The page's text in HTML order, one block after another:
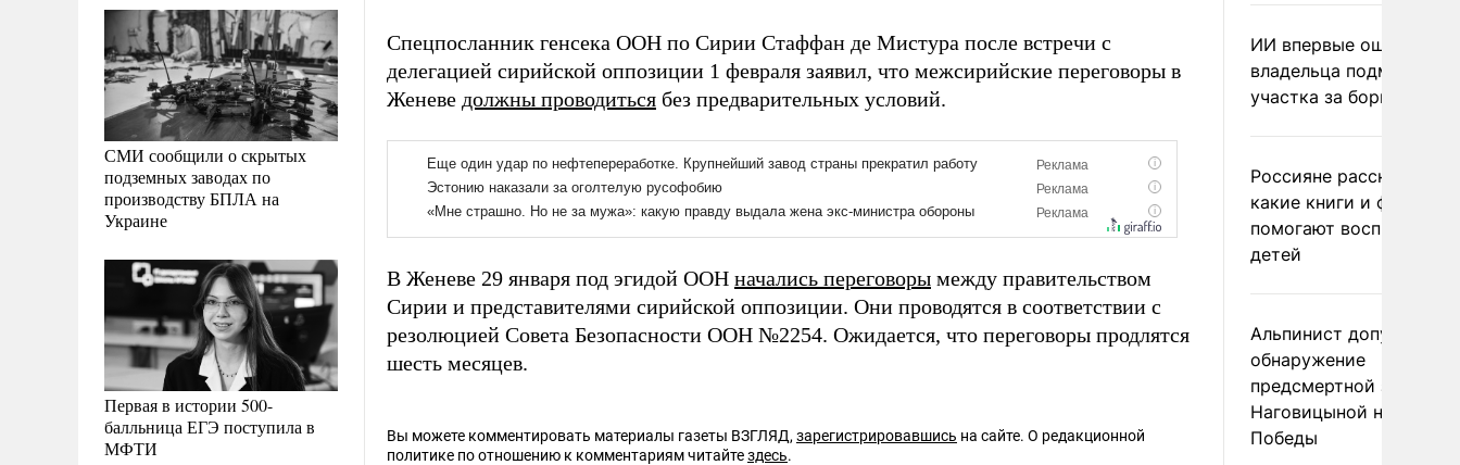
СМИ сообщили о скрытых
подземных заводах по
производству БПЛА на
Украине
Первая в истории 500-
балльница ЕГЭ поступила в
МФТИ
Спецпосланник генсека ООН по Сирии Стаффан де Мистура после встречи с
делегацией сирийской оппозиции 1 февраля заявил, что межсирийские переговоры в
Женеве должны проводиться без предварительных условий.
В Женеве 29 января под эгидой ООН начались переговоры между правительством
Сирии и представителями сирийской оппозиции. Они проводятся в соответствии с
резолюцией Совета Безопасности ООН №2254. Ожидается, что переговоры продлятся
шесть месяцев.
Вы можете комментировать материалы газеты ВЗГЛЯД, зарегистрировавшись на сайте. О редакционной
политике по отношению к комментариям читайтездесь.
ИИ впервые
владельца
участка за борщевик
Россияне рассказали,
какие книги и фильмы
помогают воспитывать
детей
Альпинист допустил
обнаружение
предсмертной записки
Наговицыной на пике
Победы